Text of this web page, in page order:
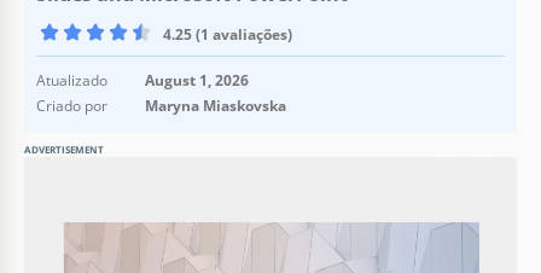
4.25 (1 avaliações)
Atualizado
August 1, 2026
Criado por
Maryna Miaskovska
ADVERTISEMENT